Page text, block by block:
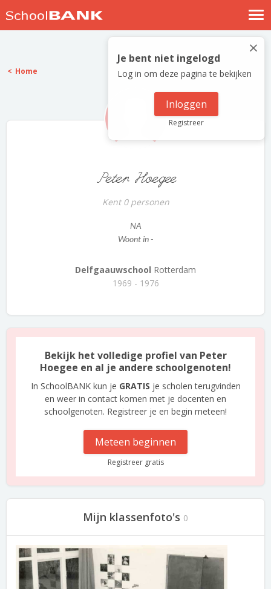
Nostalgische verhalen
Log in
Meld je gratis aan
×
Je bent niet ingelogd
Log in om deze pagina te bekijken
Inloggen
Registreer
Home
Peter Hoegee
Kent 0 personen
NA
Woont in -
Delfgaauwschool Rotterdam
1969 - 1976
Bekijk het volledige profiel van Peter
Hoegee en al je andere schoolgenoten!
In SchoolBANK kun je GRATIS je scholen terugvinden
en weer in contact komen met je docenten en
schoolgenoten. Registreer je en begin meteen!
Meteen beginnen
Registreer gratis
Mijn klassenfoto's 0